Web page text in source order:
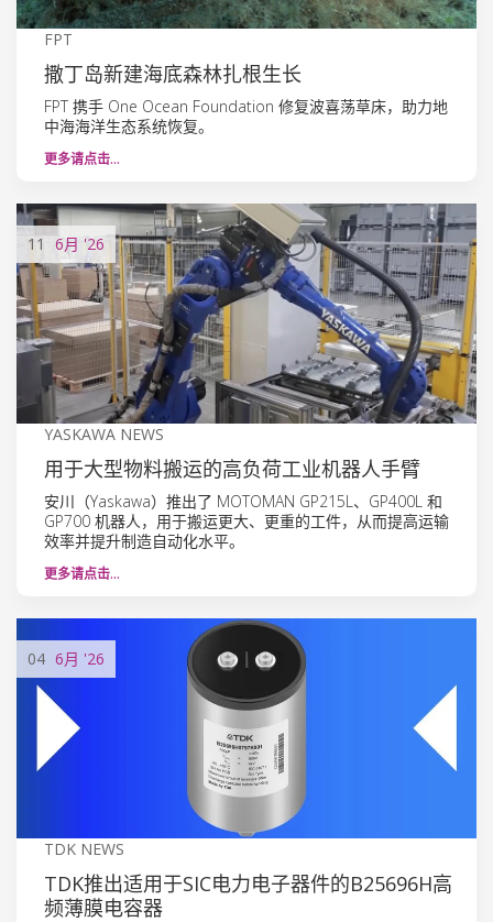
FPT
撒丁岛新建海底森林扎根生长
FPT 携手 One Ocean Foundation 修复波喜荡草床，助力地
中海海洋生态系统恢复。
更多请点击…
11 6月 '26
YASKAWA NEWS
用于大型物料搬运的高负荷工业机器人手臂
安川（Yaskawa）推出了 MOTOMAN GP215L、GP400L 和
GP700 机器人，用于搬运更大、更重的工件，从而提高运输
效率并提升制造自动化水平。
更多请点击…
04 6月 '26
TDK NEWS
TDK推出适用于SIC电力电子器件的B25696H高
频薄膜电容器